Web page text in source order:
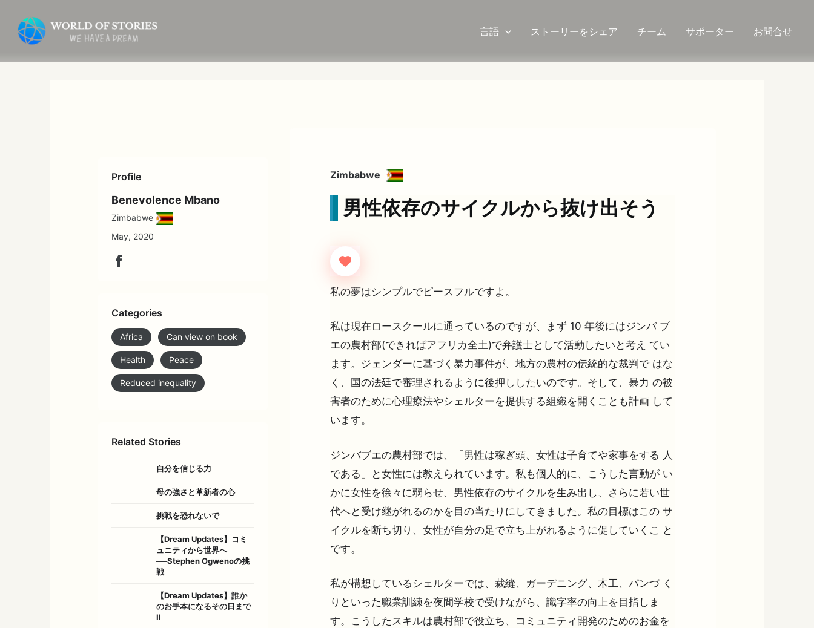
言語 ストーリーをシェア チーム サポーター お問合せ
Profile
Benevolence Mbano
Zimbabwe
May, 2020
Categories
Africa Can view on book
Health Peace
Reduced inequality
Related Stories
自分を信じる力
母の強さと革新者の心
挑戦を恐れないで
【Dream Updates】コミ
ュニティから世界へ
──Stephen Ogwenoの挑
戦
【Dream Updates】誰か
のお手本になるその日まで
Ⅱ
Zimbabwe
男性依存のサイクルから抜け出そう
私の夢はシンプルでピースフルですよ。
私は現在ロースクールに通っているのですが、まず 10 年後にはジンバ ブ
エの農村部(できればアフリカ全土)で弁護士として活動したいと考え てい
ます。ジェンダーに基づく暴力事件が、地方の農村の伝統的な裁判で はな
く、国の法廷で審理されるように後押ししたいのです。そして、暴力 の被
害者のために心理療法やシェルターを提供する組織を開くことも計画 して
います。
ジンバブエの農村部では、「男性は稼ぎ頭、女性は子育てや家事をする 人
である」と女性には教えられています。私も個人的に、こうした言動が い
かに女性を徐々に弱らせ、男性依存のサイクルを生み出し、さらに若い世
代へと受け継がれるのかを目の当たりにしてきました。私の目標はこの サ
イクルを断ち切り、女性が自分の足で立ち上がれるように促していくこ と
です。
私が構想しているシェルターでは、裁縫、ガーデニング、木工、パンづ く
りといった職業訓練を夜間学校で受けながら、識字率の向上を目指しま
す。こうしたスキルは農村部で役立ち、コミュニティ開発のためのお金を